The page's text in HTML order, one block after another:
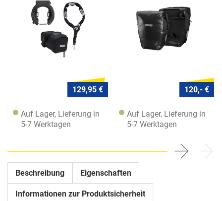
129,95 €
Auf Lager, Lieferung in
5-7 Werktagen
120,- €
Auf Lager, Lieferung in
5-7 Werktagen
Beschreibung Eigenschaften
Informationen zur Produktsicherheit